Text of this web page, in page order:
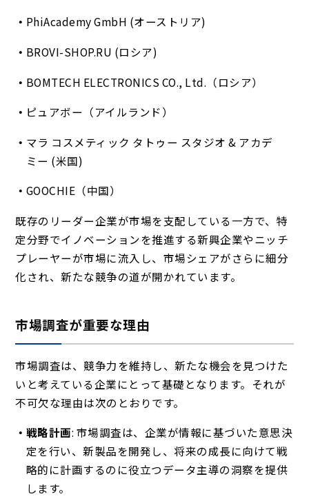
PhiAcademy GmbH (オーストリア)
BROVI-SHOP.RU (ロシア)
BOMTECH ELECTRONICS CO., Ltd.（ロシア）
ピュアボー（アイルランド）
マラ コスメティック タトゥー スタジオ & アカデ
ミー (米国)
GOOCHIE（中国）
既存のリーダー企業が市場を支配している一方で、特
定分野でイノベーションを推進する新興企業やニッチ
プレーヤーが市場に流入し、市場シェアがさらに細分
化され、新たな競争の道が開かれています。
市場調査が重要な理由
市場調査は、競争力を維持し、新たな機会を見つけた
いと考えている企業にとって基礎となります。それが
不可欠な理由は次のとおりです。
戦略計画: 市場調査は、企業が情報に基づいた意思決
定を行い、新製品を開発し、将来の成長に向けて戦
略的に計画するのに役立つデータ主導の洞察を提供
します。